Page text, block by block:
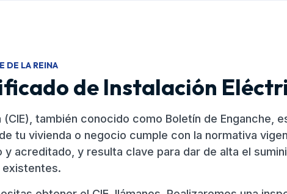
DE LA REINA
de Instalación
también conocido como Boletín de Enganche,
tu vivienda o negocio cumple con la normativa
acreditado, y resulta clave para dar de alta el
existentes.